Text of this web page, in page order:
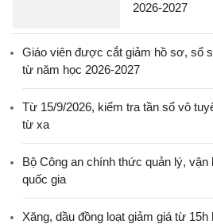
2026-2027
Giáo viên được cắt giảm hồ sơ, sổ
từ năm học 2026-2027
Từ 15/9/2026, kiểm tra tần số vô
từ xa
Bộ Công an chính thức quản lý,
quốc gia
Xăng, dầu đồng loạt giảm giá từ 15h